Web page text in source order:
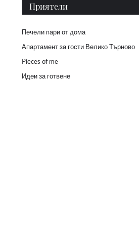
Приятели
Печели пари от дома
Апартамент за гости Велико Търново
Pieces of me
Идеи за готвене